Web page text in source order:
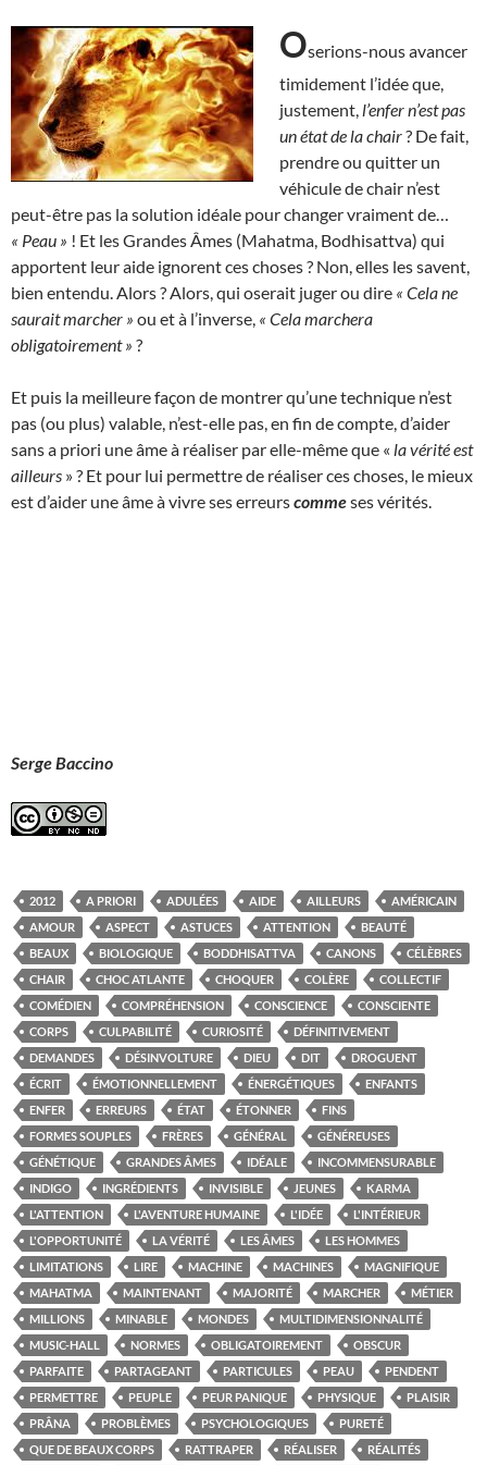
Oserions-nous avancer
timidement l’idée que,
justement, l’enfer n’est pas
un état de la chair? De fait,
prendre ou quitter un
véhicule de chair n’est
peut-être pas la solution idéale pour changer vraiment de…
« Peau » ! Et les Grandes Âmes (Mahatma, Bodhisattva) qui
apportent leur aide ignorent ces choses ? Non, elles les savent,
bien entendu. Alors ? Alors, qui oserait juger ou dire « Cela ne
saurait marcher » ou et à l’inverse, « Cela marchera
obligatoirement » ?
Et puis la meilleure façon de montrer qu’une technique n’est
pas (ou plus) valable, n’est-elle pas, en fin de compte, d’aider
sans a priori une âme à réaliser par elle-même que « la vérité est
ailleurs » ? Et pour lui permettre de réaliser ces choses, le mieux
est d’aider une âme à vivre ses erreurscommeses vérités.
Serge Baccino
2012 A PRIORI ADULÉES AIDE AILLEURS
AMÉRICAIN
AMOUR
ASPECT ASTUCES ATTENTION
BEAUTÉ
BEAUX
BIOLOGIQUE BODDHISATTVA CANONS
CÉLÈBRES
CHAIR
CHOC ATLANTE CHOQUER COLÈRE
COLLECTIF
COMÉDIEN
COMPRÉHENSION CONSCIENCE
CONSCIENTE
CORPS
CULPABILITÉ CURIOSITÉ
DÉFINITIVEMENT
DEMANDES
DÉSINVOLTURE DIEU DIT
DROGUENT
ÉCRIT
ÉMOTIONNELLEMENT ÉNERGÉTIQUES
ENFANTS
ENFER
ERREURS ÉTAT ÉTONNER
FINS
FORMES SOUPLES
FRÈRES GÉNÉRAL
GÉNÉREUSES
GÉNÉTIQUE
GRANDES ÂMES IDÉALE
INCOMMENSURABLE
INDIGO
INGRÉDIENTS INVISIBLE JEUNES
KARMA
L'ATTENTION
L'AVENTURE HUMAINE L'IDÉE
L'INTÉRIEUR
L'OPPORTUNITÉ
LA VÉRITÉ LES ÂMES
LES HOMMES
LIMITATIONS
LIRE MACHINE MACHINES
MAGNIFIQUE
MAHATMA
MAINTENANT MAJORITÉ MARCHER
MÉTIER
MILLIONS
MINABLE MONDES
MULTIDIMENSIONNALITÉ
MUSIC-HALL
NORMES OBLIGATOIREMENT
OBSCUR
PARFAITE
PARTAGEANT PARTICULES PEAU
PENDENT
PERMETTRE
PEUPLE PEUR PANIQUE PHYSIQUE
PLAISIR
PRÂNA
PROBLÈMES PSYCHOLOGIQUES
PURETÉ
QUE DE BEAUX CORPS
RATTRAPER RÉALISER
RÉALITÉS